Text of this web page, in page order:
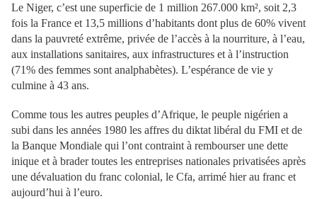
Le Niger, c’est une superficie de 1 million 267.000 km², soit 2,3
fois la France et 13,5 millions d’habitants dont plus de 60% vivent
dans la pauvreté extrême, privée de l’accès à la nourriture, à l’eau,
aux installations sanitaires, aux infrastructures et à l’instruction
(71% des femmes sont analphabètes). L’espérance de vie y
culmine à 43 ans.
Comme tous les autres peuples d’Afrique, le peuple nigérien a
subi dans les années 1980 les affres du diktat libéral du FMI et de
la Banque Mondiale qui l’ont contraint à rembourser une dette
inique et à brader toutes les entreprises nationales privatisées après
une dévaluation du franc colonial, le Cfa, arrimé hier au franc et
aujourd’hui à l’euro.